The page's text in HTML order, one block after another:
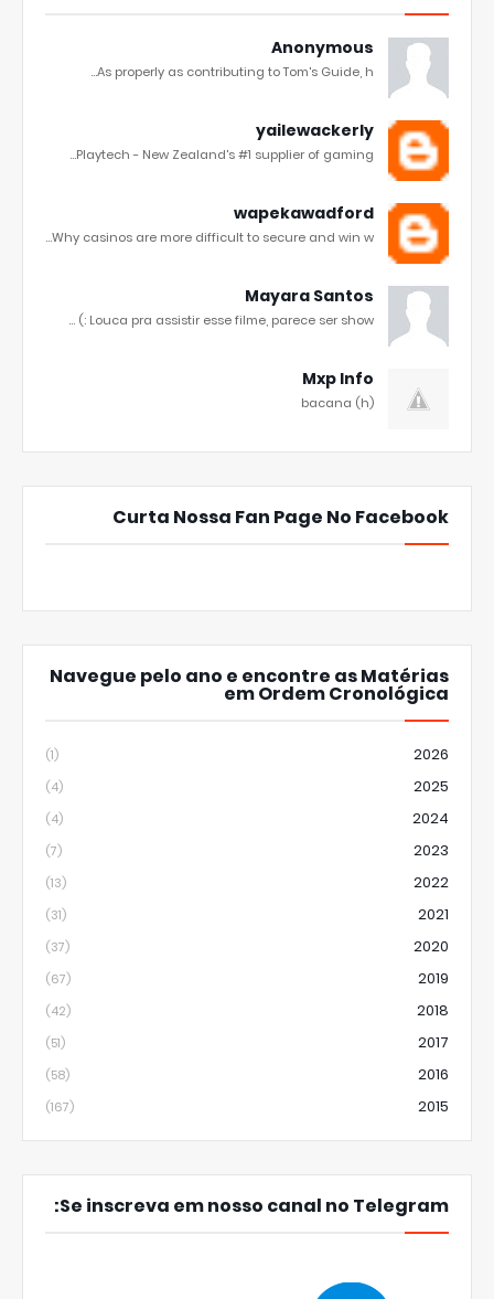
Anonymous
As properly as contributing to Tom's Guide, h...
yailewackerly
Playtech - New Zealand's #1 supplier of gaming...
wapekawadford
Why casinos are more difficult to secure and win w...
Mayara Santos
Louca pra assistir esse filme, parece ser show :) ...
Mxp Info
bacana (h)
Curta Nossa Fan Page No Facebook
Navegue pelo ano e encontre as Matérias
em Ordem Cronológica
2026
(1)
2025
(4)
2024
(4)
2023
(7)
2022
(13)
2021
(31)
2020
(37)
2019
(67)
2018
(42)
2017
(51)
2016
(58)
2015
(167)
Se inscreva em nosso canal no Telegram: